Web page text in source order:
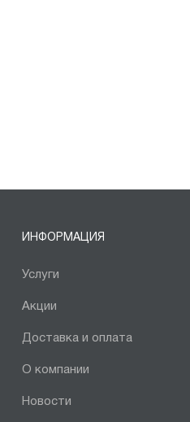
ИНФОРМАЦИЯ
Услуги
Акции
Доставка и оплата
О компании
Новости